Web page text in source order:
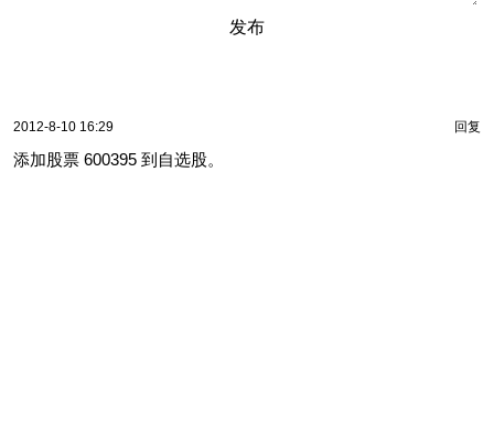
发布
2012-8-10 16:29 回复
添加股票 600395 到自选股。